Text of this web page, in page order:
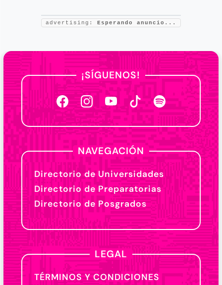
advertising: Esperando anuncio...
¡SÍGUENOS!
NAVEGACIÓN
Directorio de Universidades
Directorio de Preparatorias
Directorio de Posgrados
LEGAL
TÉRMINOS Y CONDICIONES